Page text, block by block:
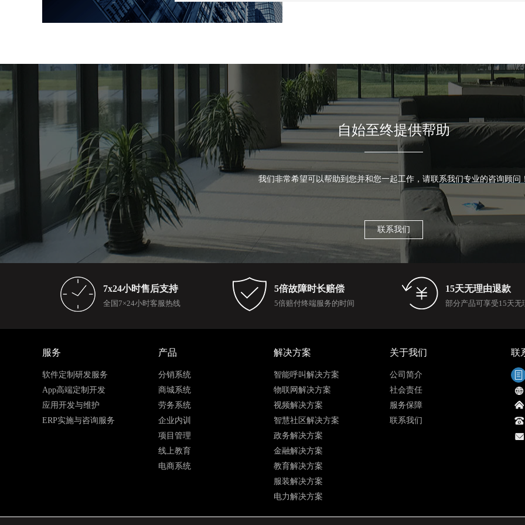
自始至终提供帮助
我们非常希望可以帮助到您并和您一起工作，请联系我们专业的咨询顾问
联系我们
7x24小时售后支持
全国7×24小时客服热线
5倍故障时长赔偿
5倍赔付终端服务的时间
15天无理由退款
部分产品可享受15天无
服务
软件定制研发服务
App高端定制开发
应用开发与维护
ERP实施与咨询服务
产品
分销系统
商城系统
劳务系统
企业内训
项目管理
线上教育
电商系统
解决方案
智能呼叫解决方案
物联网解决方案
视频解决方案
智慧社区解决方案
政务解决方案
金融解决方案
教育解决方案
服装解决方案
电力解决方案
关于我们
公司简介
社会责任
服务保障
联系我们
联